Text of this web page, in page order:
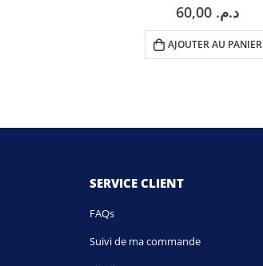
0sur 5د.م.
AJOUTER AU PANIER
SERVICE CLIENT
FAQs
Suivi de ma commande